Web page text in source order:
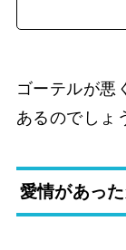
ゴーテルが悪
あるのでしょ
愛情があっ